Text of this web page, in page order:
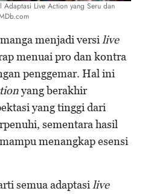
Live Action yang Seru dan
menjadi versi live
menuai pro dan kontra
penggemar. Hal ini
yang berakhir
yang tinggi dari
sementara hasil
menangkap esensi
semua adaptasi live